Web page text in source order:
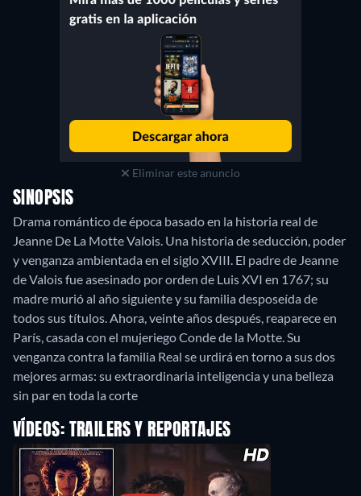
Eliminar este anuncio
SINOPSIS
Drama romántico de época basado en la historia real de
Jeanne De La Motte Valois. Una historia de seducción, poder
y venganza ambientada en el siglo XVIII. El padre de Jeanne
de Valois fue asesinado por orden de Luis XVI en 1767; su
madre murió al año siguiente y su familia desposeída de
todos sus títulos. Ahora, veinte años después, reaparece en
París, casada con el mujeriego Conde de la Motte. Su
venganza contra la familia Real se urdirá en torno a sus dos
mejores armas: su extraordinaria inteligencia y una belleza
sin par en toda la corte
VÍDEOS: TRAILERS Y REPORTAJES